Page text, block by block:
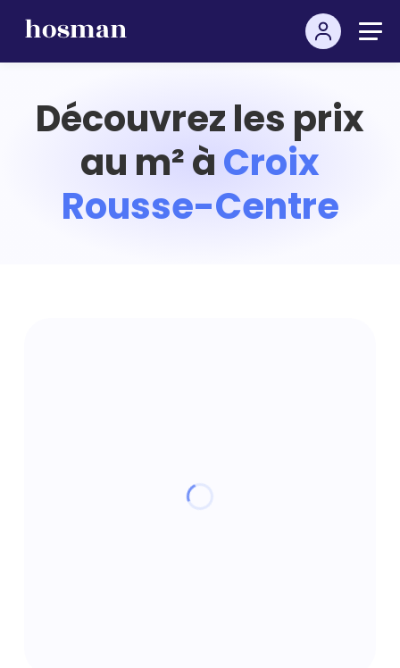
Découvrez les prix
au m² àCroix
Rousse-Centre